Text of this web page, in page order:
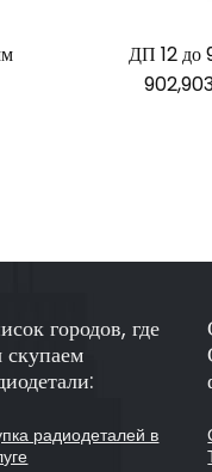
ДП 12 до
городов, где
радиодеталей в